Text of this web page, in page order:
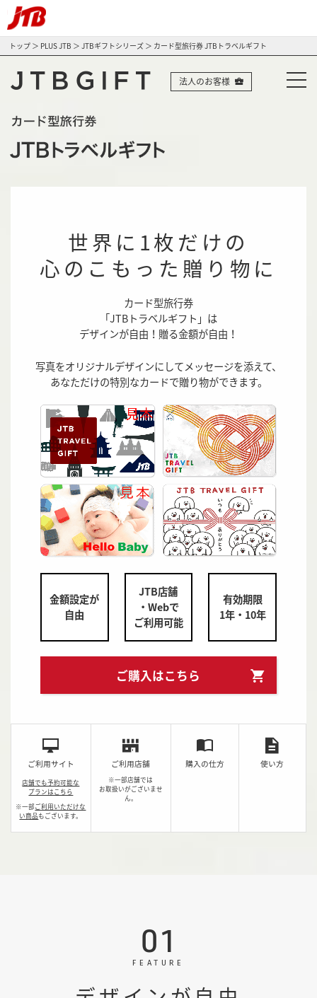
トップ ＞ PLUS JTB ＞ JTBギフトシリーズ ＞ カード型旅行券 JTBトラベルギフト
法人のお客様
世界に1枚だけの
心のこもった贈り物に
カード型旅行券
「JTBトラベルギフト」は
デザインが自由！贈る金額が自由！
写真をオリジナルデザインにしてメッセージを添えて、
あなただけの特別なカードで贈り物ができます。
金額設定が
自由
JTB店舗
・Webで
ご利用可能
有効期限
1年・10年
ご購入はこちら
ご利用サイト
店舗でも予約可能な
プランはこちら
※一部ご利用いただけな
い商品もございます。
ご利用店舗
※一部店舗では
お取扱いがございませ
ん。
購入の仕方 使い方
01
FEATURE